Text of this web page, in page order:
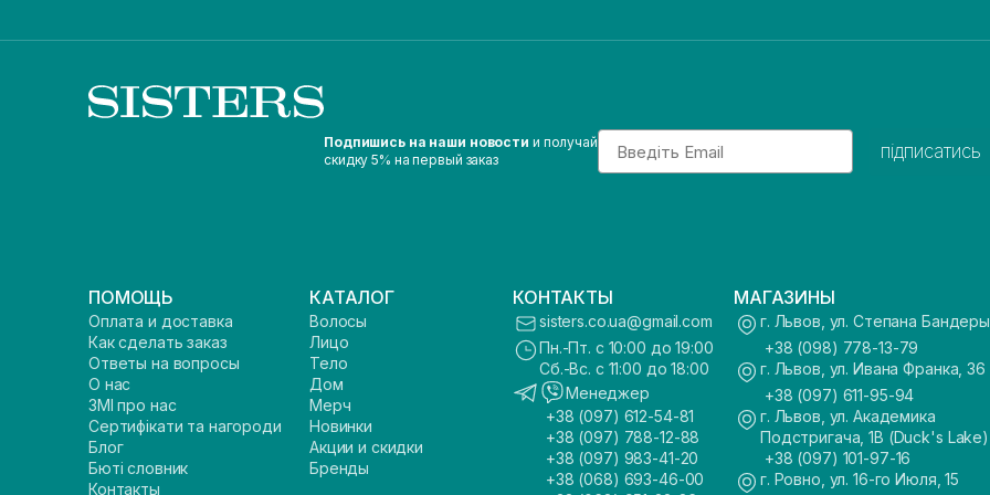
Подпишись на наши новости и получай
скидку 5% на первый заказ
Email
підписатись
ПОМОЩЬ
Оплата и доставка
Как сделать заказ
Ответы на вопросы
О нас
ЗМІ про нас
Сертифікати та нагороди
Блог
Бюті словник
Контакты
КАТАЛОГ
Волосы
Лицо
Тело
Дом
Мерч
Новинки
Акции и скидки
Бренды
КОНТАКТЫ
sisters.co.ua@gmail.com
Пн.-Пт. с 10:00 до 19:00
Сб.-Вс. с 11:00 до 18:00
Менеджер
+38 (097) 612-54-81
+38 (097) 788-12-88
+38 (097) 983-41-20
+38 (068) 693-46-00
МАГАЗИНЫ
г. Львов, ул. Степана
+38 (098) 778-13-79
г. Львов, ул. Ивана Франка, 36
+38 (097) 611-95-94
г. Львов, ул. Академика
Подстригача, 1В (Duck's Lake)
+38 (097) 101-97-16
г. Ровно, ул. 16-го Июля, 15